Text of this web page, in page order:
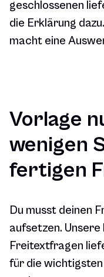
geschlossenen
die Erklärung
macht eine
Vorlage
wenigen
fertigen
Du musst deinen
aufsetzen.
Freitextfragen
für die